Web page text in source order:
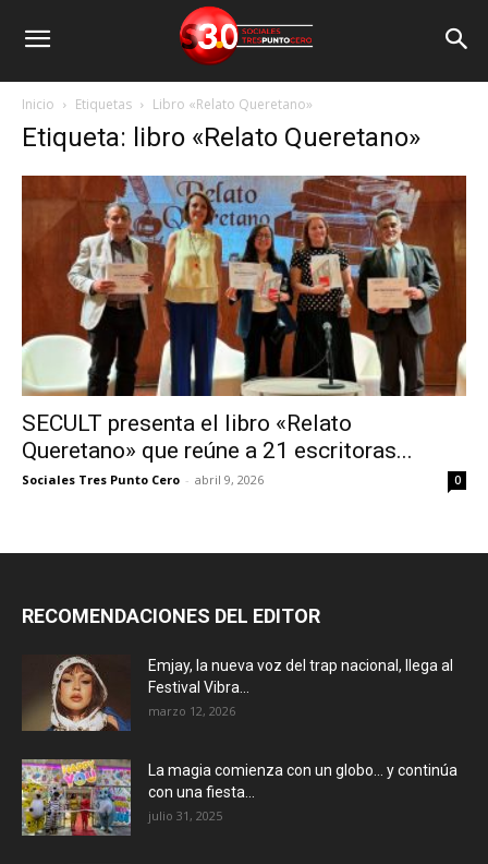
Inicio Etiquetas Libro «Relato Queretano»
Etiqueta: libro «Relato Queretano»
SECULT presenta el libro «Relato
Queretano» que reúne a 21 escritoras...
Sociales Tres Punto Cero - abril 9, 2026 0
RECOMENDACIONES DEL EDITOR
Emjay, la nueva voz del trap nacional, llega al
Festival Vibra...
marzo 12, 2026
La magia comienza con un globo… y continúa
con una fiesta...
julio 31, 2025